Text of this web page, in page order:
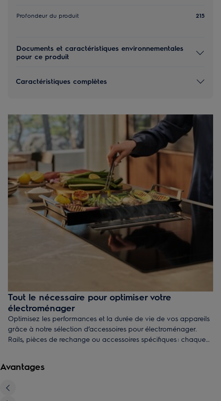
Profondeur du produit 215
Documents et caractéristiques environnementales
pour ce produit
Caractéristiques complètes
Tout le nécessaire pour optimiser votre
électroménager
Optimisez les performances et la durée de vie de vos appareils
grâce à notre sélection d’accessoires pour électroménager.
Rails, pièces de rechange ou accessoires spécifiques : chaque
confiance à des accessoires fiables pour entretenir, réparer ou
Avantages